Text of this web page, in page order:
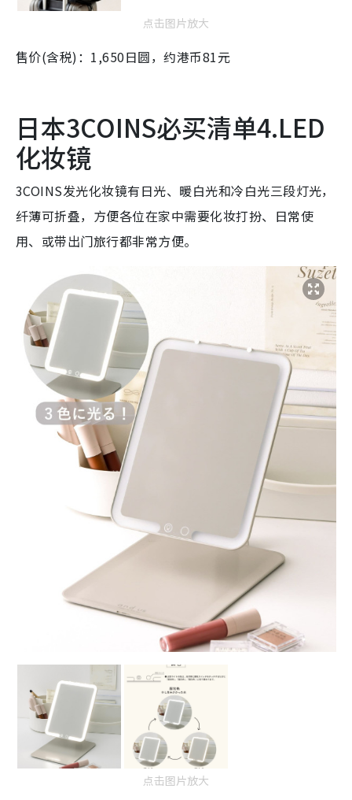
点击图片放大
售价(含税)：1,650日圆，约港币81元
日本3COINS必买清单4.LED
化妆镜
3COINS发光化妆镜有日光、暖白光和冷白光三段灯光，
纤薄可折叠，方便各位在家中需要化妆打扮、日常使
用、或带出门旅行都非常方便。
点击图片放大